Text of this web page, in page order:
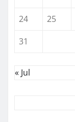
24
25
31
« Jul